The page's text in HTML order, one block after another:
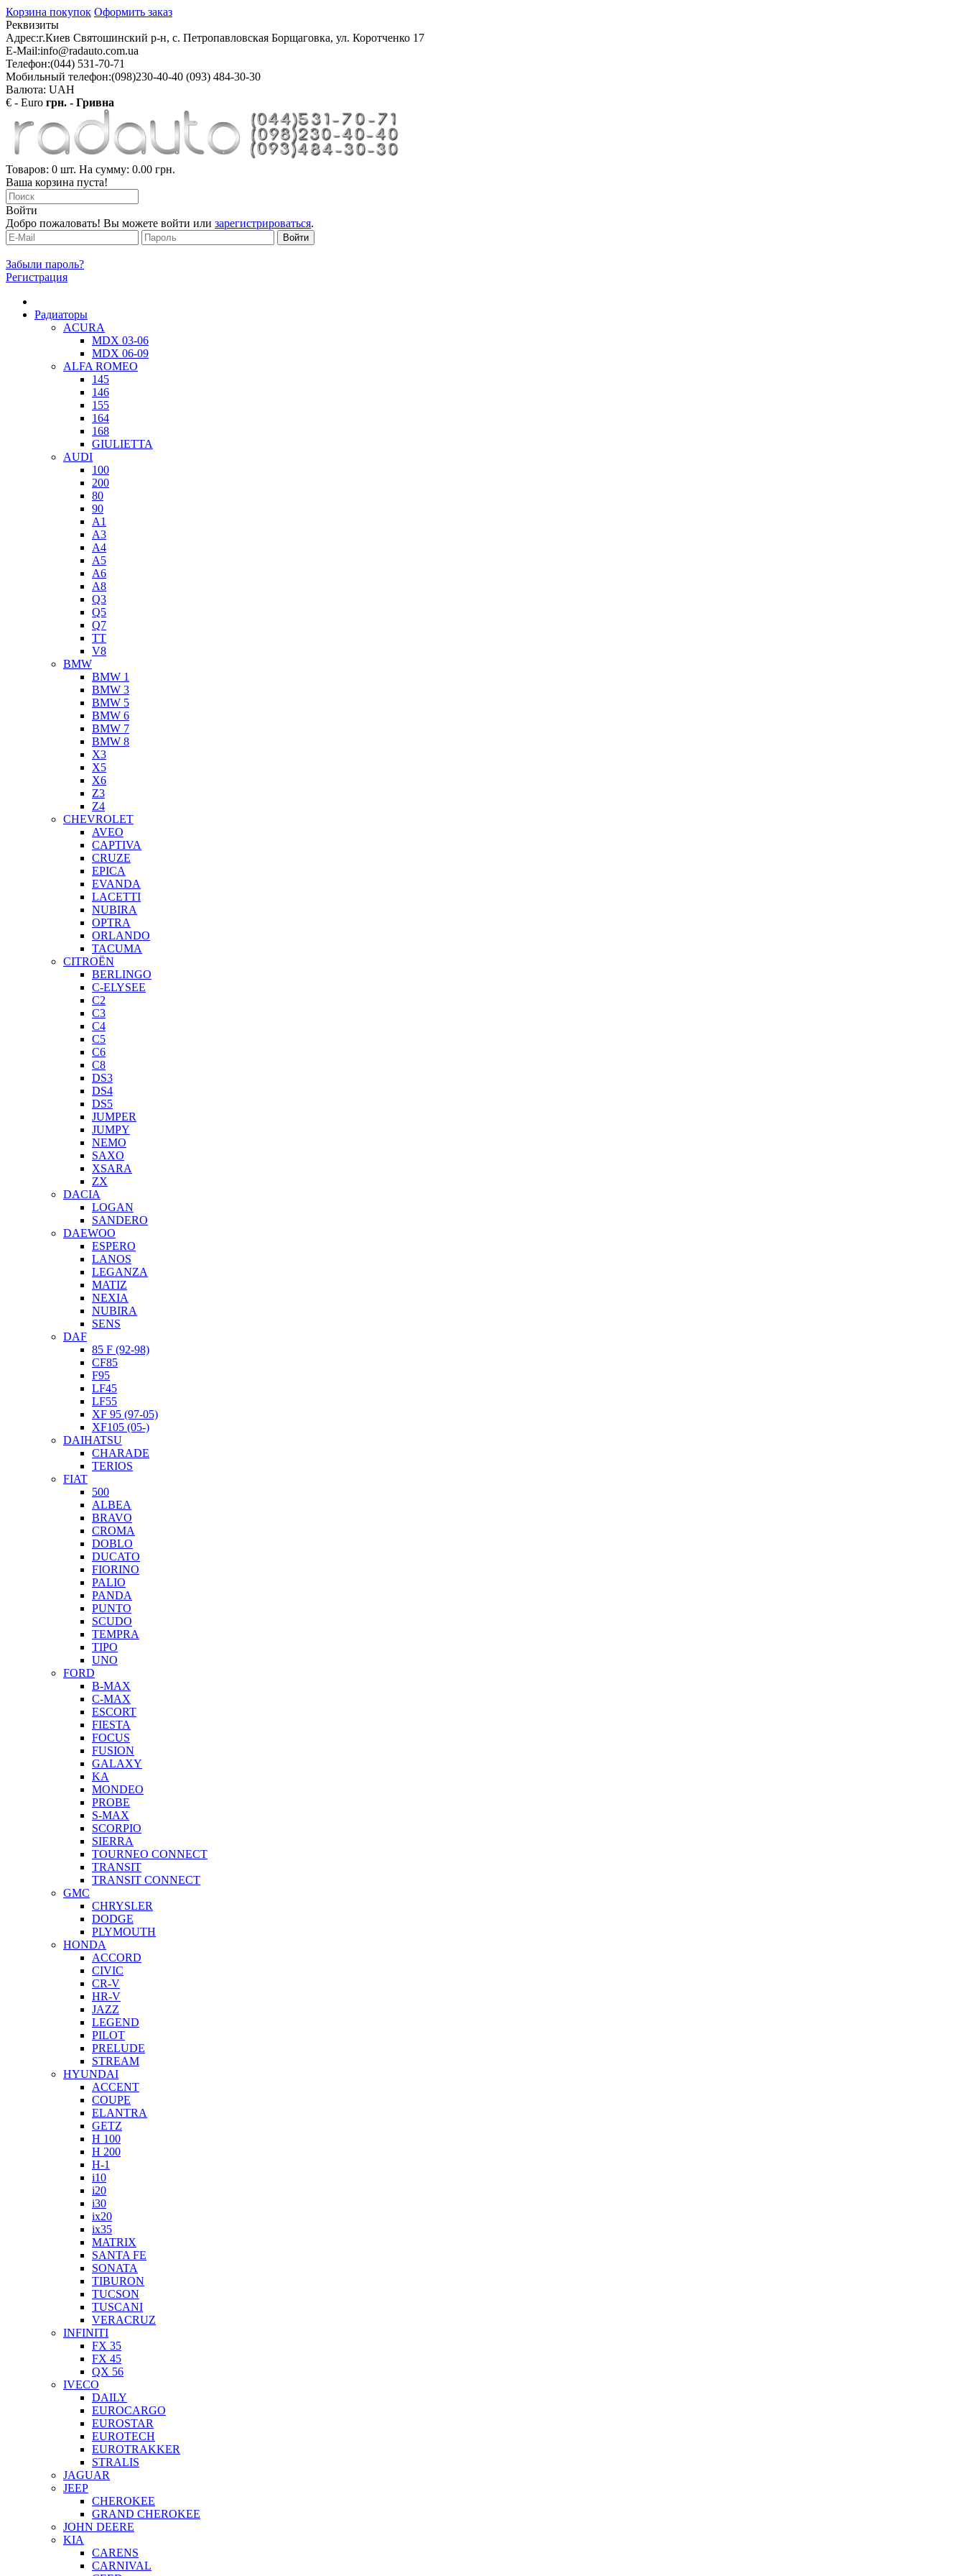
Корзина покупок Оформить заказ
Реквизиты
Адрес:г.Киев Святошинский р-н, с. Петропавловская Борщаговка, ул. Коротченко 17
E-Mail:info@radauto.com.ua
Телефон:(044) 531-70-71
Мобильный телефон:(098)230-40-40 (093) 484-30-30
Валюта: UAH
€ - Euro грн. - Гривна
Товаров: 0 шт. На сумму: 0.00 грн.
Ваша корзина пуста!
Войти
Добро пожаловать! Вы можете войти или зарегистрироваться.
Забыли пароль?
Регистрация
Радиаторы
ACURA
MDX 03-06
MDX 06-09
ALFA ROMEO
145
146
155
164
168
GIULIETTA
AUDI
100
200
80
90
A1
A3
A4
A5
A6
A8
Q3
Q5
Q7
TT
V8
BMW
BMW 1
BMW 3
BMW 5
BMW 6
BMW 7
BMW 8
X3
X5
X6
Z3
Z4
CHEVROLET
AVEO
CAPTIVA
CRUZE
EPICA
EVANDA
LACETTI
NUBIRA
OPTRA
ORLANDO
TACUMA
CITROËN
BERLINGO
C-ELYSEE
C2
C3
C4
C5
C6
C8
DS3
DS4
DS5
JUMPER
JUMPY
NEMO
SAXO
XSARA
ZX
DACIA
LOGAN
SANDERO
DAEWOO
ESPERO
LANOS
LEGANZA
MATIZ
NEXIA
NUBIRA
SENS
DAF
85 F (92-98)
CF85
F95
LF45
LF55
XF 95 (97-05)
XF105 (05-)
DAIHATSU
CHARADE
TERIOS
FIAT
500
ALBEA
BRAVO
CROMA
DOBLO
DUCATO
FIORINO
PALIO
PANDA
PUNTO
SCUDO
TEMPRA
TIPO
UNO
FORD
B-MAX
C-MAX
ESCORT
FIESTA
FOCUS
FUSION
GALAXY
KA
MONDEO
PROBE
S-MAX
SCORPIO
SIERRA
TOURNEO CONNECT
TRANSIT
TRANSIT CONNECT
GMC
CHRYSLER
DODGE
PLYMOUTH
HONDA
ACCORD
CIVIC
CR-V
HR-V
JAZZ
LEGEND
PILOT
PRELUDE
STREAM
HYUNDAI
ACCENT
COUPE
ELANTRA
GETZ
H 100
H 200
H-1
i10
i20
i30
ix20
ix35
MATRIX
SANTA FE
SONATA
TIBURON
TUCSON
TUSCANI
VERACRUZ
INFINITI
FX 35
FX 45
QX 56
IVECO
DAILY
EUROCARGO
EUROSTAR
EUROTECH
EUROTRAKKER
STRALIS
JAGUAR
JEEP
CHEROKEE
GRAND CHEROKEE
JOHN DEERE
KIA
CARENS
CARNIVAL